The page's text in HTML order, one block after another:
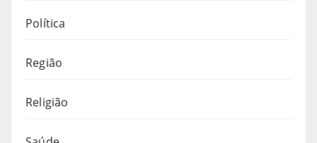
Política
Região
Religião